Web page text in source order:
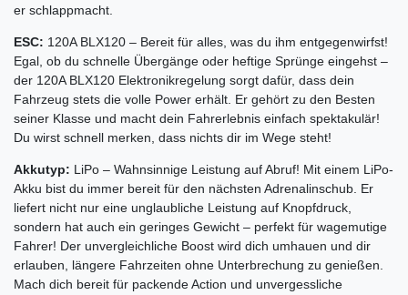
er schlappmacht.
ESC: 120A BLX120 – Bereit für alles, was du ihm entgegenwirfst!
Egal, ob du schnelle Übergänge oder heftige Sprünge eingehst –
der 120A BLX120 Elektronikregelung sorgt dafür, dass dein
Fahrzeug stets die volle Power erhält. Er gehört zu den Besten
seiner Klasse und macht dein Fahrerlebnis einfach spektakulär!
Du wirst schnell merken, dass nichts dir im Wege steht!
Akkutyp: LiPo – Wahnsinnige Leistung auf Abruf! Mit einem LiPo-
Akku bist du immer bereit für den nächsten Adrenalinschub. Er
liefert nicht nur eine unglaubliche Leistung auf Knopfdruck,
sondern hat auch ein geringes Gewicht – perfekt für wagemutige
Fahrer! Der unvergleichliche Boost wird dich umhauen und dir
erlauben, längere Fahrzeiten ohne Unterbrechung zu genießen.
Mach dich bereit für packende Action und unvergessliche